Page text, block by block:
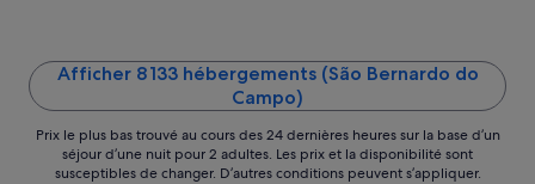
Afficher 8 133 hébergements (São Bernardo do
Campo)
Prix le plus bas trouvé au cours des 24 dernières heures sur la base d’un
séjour d’une nuit pour 2 adultes. Les prix et la disponibilité sont
susceptibles de changer. D’autres conditions peuvent s’appliquer.